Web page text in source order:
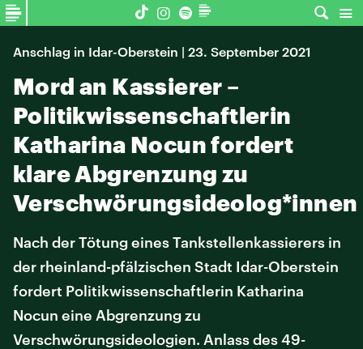
Anschlag in Idar-Oberstein | 23. September 2021
Mord an Kassierer –
Politikwissenschaftlerin
Katharina Nocun fordert
klare Abgrenzung zu
Verschwörungsideolog*innen
Nach der Tötung eines Tankstellenkassierers in
der rheinland-pfälzischen Stadt Idar-Oberstein
fordert Politikwissenschaftlerin Katharina
Nocun eine Abgrenzung zu
Verschwörungsideologien. Anlass des 49-